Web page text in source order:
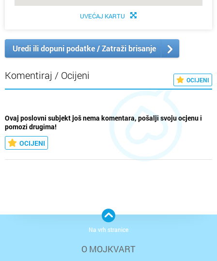
UVEĆAJ KARTU
Uredi ili dopuni podatke / Zatraži brisanje
Komentiraj / Ocijeni OCIJENI
Ovaj poslovni subjekt još nema komentara, pošalji svoju ocjenu i
pomozi drugima!
OCIJENI
O MOJKVART
Na vrh stranice